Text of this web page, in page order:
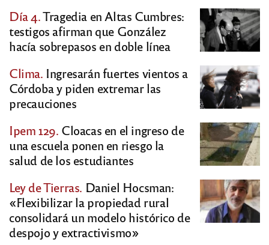
Día 4.Tragedia en Altas Cumbres:
testigos afirman que González
hacía sobrepasos en doble línea
Clima. Ingresarán fuertes vientos a
Córdoba y piden extremar las
precauciones
Ipem 129. Cloacas en el ingreso de
una escuela ponen en riesgo la
salud de los estudiantes
Ley de Tierras. Daniel Hocsman:
«Flexibilizar la propiedad rural
consolidará un modelo histórico de
despojo y extractivismo»